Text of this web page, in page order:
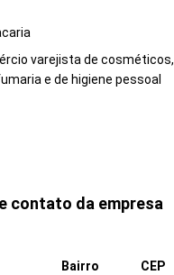
varejista de cosméticos,
e de higiene pessoal
contato da empresa
Bairro
CEP